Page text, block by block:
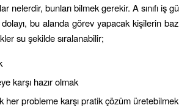
nelerdir, bunları bilmek gerekir. A sınıfı iş
dolayı, bu alanda görev yapacak kişilerin
su şekilde sıralanabilir;
karşı hazır olmak
her probleme karşı pratik çözüm üretebilmek